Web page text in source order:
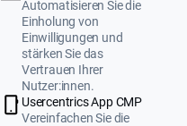
Automatisieren Sie die
Einholung von
Einwilligungen und
stärken Sie das
Vertrauen Ihrer
Nutzer:innen.
Usercentrics App CMP
Vereinfachen Sie die